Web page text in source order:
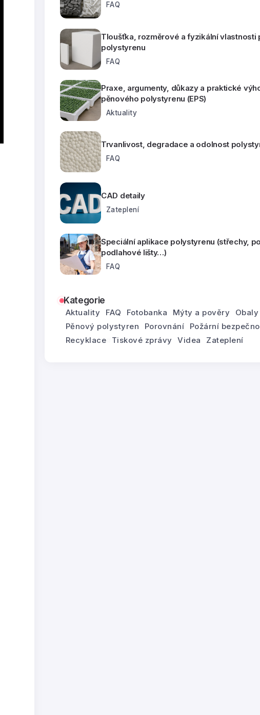
FAQ
Tloušťka, rozměrové a fyzikální vlastnosti
polystyrenu
FAQ
Praxe, argumenty, důkazy a praktické
pěnového polystyrenu (EPS)
Aktuality
Trvanlivost, degradace a odolnost
FAQ
CAD detaily
Zateplení
Speciální aplikace polystyrenu (střechy,
podlahové lišty…)
FAQ
Kategorie
Aktuality FAQ Fotobanka Mýty a pověry
Obaly
Pěnový polystyren
Porovnání
Požární
Recyklace
Tiskové zprávy Videa Zateplení